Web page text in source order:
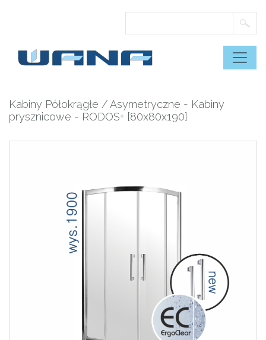
Kabiny Półokrągłe / Asymetryczne - Kabiny
prysznicowe - RODOS+ [80x80x190]